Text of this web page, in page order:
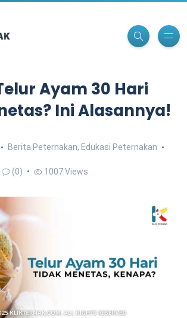
Ayam 30 Hari
Ini Alasannya!
Berita Peternakan, Edukasi Peternakan
(0) 1007 Views